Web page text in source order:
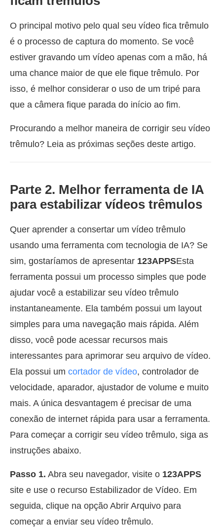
O principal motivo pelo qual seu vídeo fica trêmulo
é o processo de captura do momento. Se você
estiver gravando um vídeo apenas com a mão, há
uma chance maior de que ele fique trêmulo. Por
isso, é melhor considerar o uso de um tripé para
que a câmera fique parada do início ao fim.
Procurando a melhor maneira de corrigir seu vídeo
trêmulo? Leia as próximas seções deste artigo.
Parte 2. Melhor ferramenta de IA
para estabilizar vídeos trêmulos
Quer aprender a consertar um vídeo trêmulo
usando uma ferramenta com tecnologia de IA? Se
sim, gostaríamos de apresentar 123APPSEsta
ferramenta possui um processo simples que pode
ajudar você a estabilizar seu vídeo trêmulo
instantaneamente. Ela também possui um layout
simples para uma navegação mais rápida. Além
disso, você pode acessar recursos mais
interessantes para aprimorar seu arquivo de vídeo.
Ela possui um cortador de vídeo, controlador de
velocidade, aparador, ajustador de volume e muito
mais. A única desvantagem é precisar de uma
conexão de internet rápida para usar a ferramenta.
Para começar a corrigir seu vídeo trêmulo, siga as
instruções abaixo.
Passo 1. Abra seu navegador, visite o 123APPS
site e use o recurso Estabilizador de Vídeo. Em
seguida, clique na opção Abrir Arquivo para
começar a enviar seu vídeo trêmulo.